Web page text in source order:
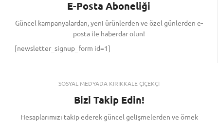
E-Posta Aboneliği
Güncel kampanyalardan, yeni ürünlerden ve özel günlerden e-
posta ile haberdar olun!
[newsletter_signup_form id=1]
SOSYAL MEDYADA KIRIKKALE ÇİÇEKÇİ
Bizi Takip Edin!
Hesaplarımızı takip ederek güncel gelişmelerden ve örnek